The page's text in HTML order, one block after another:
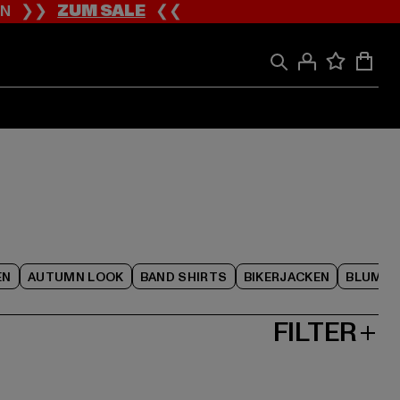
❯❯ZUM SALE❮❮
AUTUMN LOOK BAND SHIRTS BIKERJACKEN
FILTER